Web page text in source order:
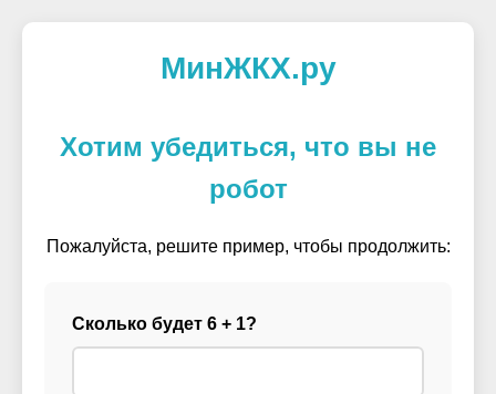
МинЖКХ.ру
Хотим убедиться, что вы не
робот
Пожалуйста, решите пример, чтобы продолжить:
Сколько будет 6 + 1?